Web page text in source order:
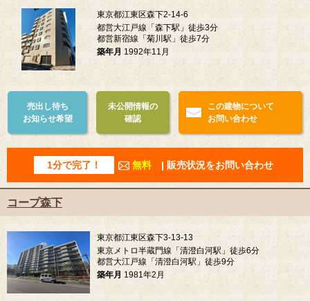
東京都江東区森下2-14-6
都営大江戸線「森下駅」徒歩3分
都営新宿線「菊川駅」徒歩7分
築年月 1992年11月
売出し待ち
お知らせ希望
未公開情報の
確認
この建物について
お問い合わせ
1分で完了！ 無料 | 販売状況をお問い合わせ
コープ森下
東京都江東区森下3-13-13
東京メトロ半蔵門線「清澄白河駅」徒歩6分
都営大江戸線「清澄白河駅」徒歩9分
築年月 1981年2月